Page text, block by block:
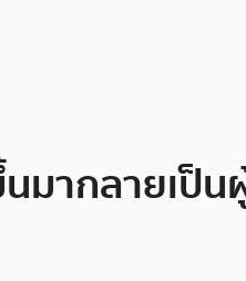
มากลายเป็